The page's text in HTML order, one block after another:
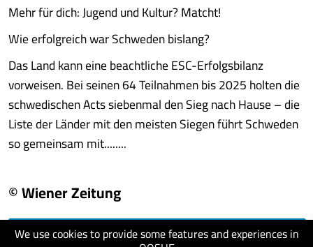
We use cookies to provide some features and experiences in
Mehr für dich: Jugend und Kultur? Matcht!
Wie erfolgreich war Schweden bislang?
Das Land kann eine beachtliche ESC-Erfolgsbilanz
vorweisen. Bei seinen 64 Teilnahmen bis 2025 holten die
schwedischen Acts siebenmal den Sieg nach Hause – die
Liste der Länder mit den meisten Siegen führt Schweden
so gemeinsam mit........
© Wiener Zeitung